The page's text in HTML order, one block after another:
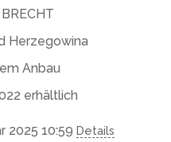
Herzegowina
Anbau
erhältlich
2025 10:59 Details